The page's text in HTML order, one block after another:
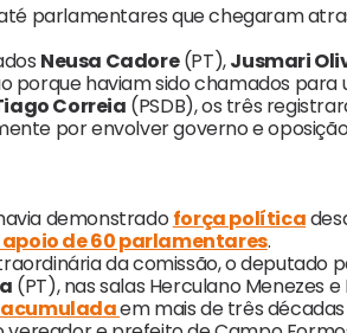
parlamentares que chegaram
Neusa Cadore(PT),Jusmari
haviam sido chamados para
Correia (PSDB), os três
por envolver governo e
demonstrado força política
apoio de 60 parlamentares.
da comissão, o deputado
(PT), nas salas Herculano Menezes e
acumuladaem mais de três